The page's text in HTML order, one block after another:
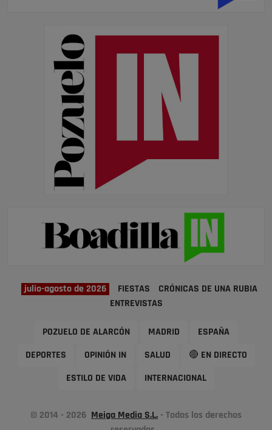
julio-agosto de 2026 FIESTAS
CRÓNICAS DE UNA RUBIA
ENTREVISTAS
POZUELO DE ALARCÓN MADRID ESPAÑA
DEPORTES OPINIÓN IN SALUD 🔴 EN DIRECTO
ESTILO DE VIDA INTERNACIONAL
© 2014 - 2026 Meiga Media S.L. - Todos los derechos